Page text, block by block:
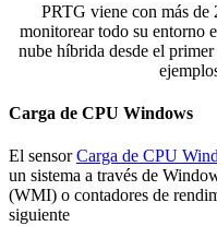
PRTG viene con más de
monitorear todo su entorno
nube híbrida desde el
Carga de CPU Windows
El sensorCarga de CPU
un sistema a través de
(WMI) o contadores de
siguiente